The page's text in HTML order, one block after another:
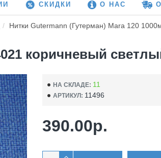
СКИДКИ О НАС
Нитки Gutermann (Гутерман) Mara 120
коричневый
НА СКЛАДЕ: 11
АРТИКУЛ: 11496
390.00р.